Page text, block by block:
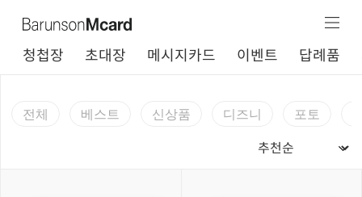
청첩장 초대장 메시지카드 이벤트 답례품
전체 베스트 신상품 디즈니 포토